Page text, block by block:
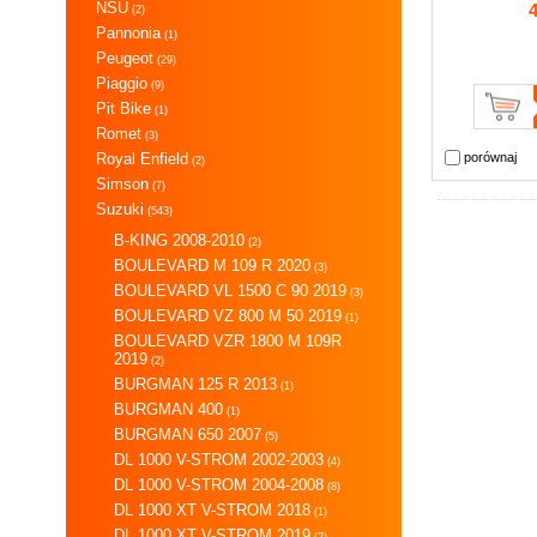
NSU (2)
Pannonia (1)
Peugeot (29)
Piaggio (9)
Pit Bike (1)
Romet (3)
Royal Enfield (2)
Simson (7)
Suzuki (543)
B-KING 2008-2010 (2)
BOULEVARD M 109 R 2020 (3)
BOULEVARD VL 1500 C 90 2019 (3)
BOULEVARD VZ 800 M 50 2019 (1)
BOULEVARD VZR 1800 M 109R
2019 (2)
BURGMAN 125 R 2013 (1)
BURGMAN 400 (1)
BURGMAN 650 2007 (5)
DL 1000 V-STROM 2002-2003 (4)
DL 1000 V-STROM 2004-2008 (8)
DL 1000 XT V-STROM 2018 (1)
porównaj